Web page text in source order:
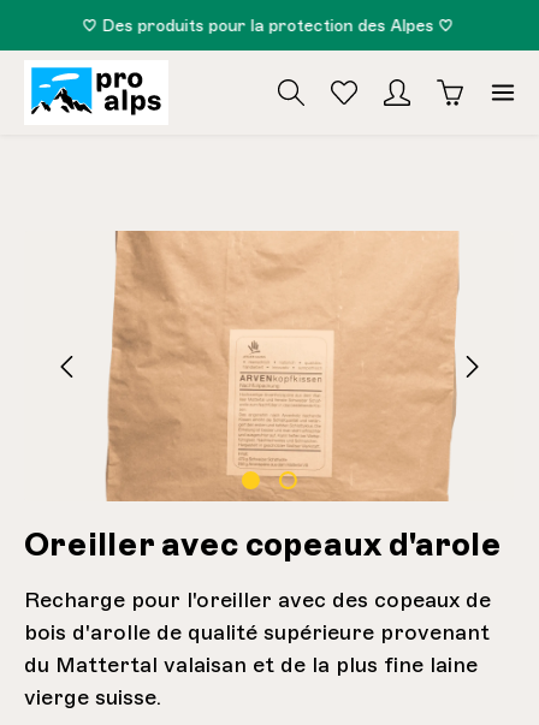
principal
♡ Des produits pour la protection des Alpes ♡
Ignorer la galerie d'images
Oreiller avec copeaux d'arole
Recharge pour l'oreiller avec des copeaux de
bois d'arolle de qualité supérieure provenant
du Mattertal valaisan et de la plus fine laine
vierge suisse.